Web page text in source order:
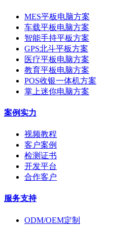
MES平板电脑方案
车载平板电脑方案
智能手持平板方案
GPS北斗平板方案
医疗平板电脑方案
教育平板电脑方案
POS收银一体机方案
掌上迷你电脑方案
案例实力
视频教程
客户案例
检测证书
开发平台
合作客户
服务支持
ODM/OEM定制